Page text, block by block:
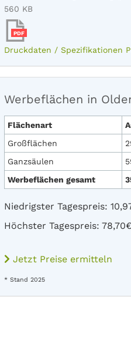
560 KB
PDF
Druckdaten / Spezifikationen
Werbeflächen in
Flächenart
Großflächen
Ganzsäulen
Werbeflächen gesamt
Niedrigster Tagespreis:
Höchster Tagespreis:
Jetzt Preise ermitteln
* Stand 2025